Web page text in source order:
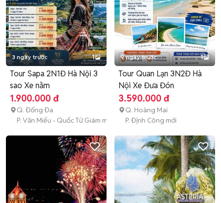
3 ngày trước 1
Tour Sapa 2N1Đ Hà Nội 3
sao Xe nằm
1.900.000 đ
Q. Đống Đa
P. Văn Miếu - Quốc Tử Giám mới
9 ngày trước 1
Tour Quan Lạn 3N2Đ Hà
Nội Xe Đưa Đón
3.590.000 đ
Q. Hoàng Mai
P. Định Công mới